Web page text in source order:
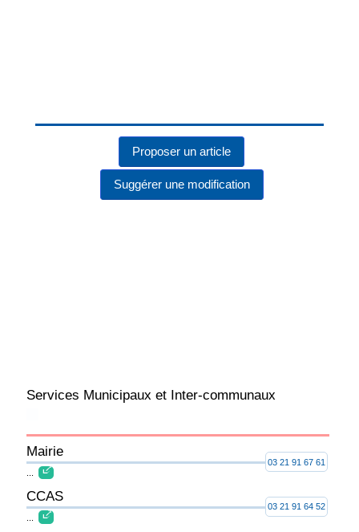
Proposer un article
Suggérer une modification
Services Municipaux et Inter-communaux
Mairie
03 21 91 67 61
CCAS
03 21 91 64 52